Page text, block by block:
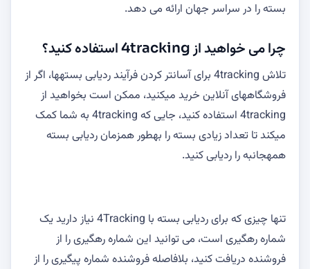
بسته را در سراسر جهان ارائه می دهد.
چرا می خواهید از 4tracking استفاده کنید؟
تلاش 4tracking برای آسانتر کردن فرآیند ردیابی بستهها، اگر از
فروشگاههای آنلاین خرید میکنید، ممکن است بخواهید از
4tracking استفاده کنید، جایی که 4tracking به شما کمک
میکند تا تعداد زیادی بسته را بهطور همزمان ردیابی بسته
همهجانبه را ردیابی کنید.
تنها چیزی که برای ردیابی بسته با 4Tracking نیاز دارید یک
شماره رهگیری است، می توانید این شماره رهگیری را از
فروشنده دریافت کنید، بلافاصله فروشنده شماره پیگیری را از